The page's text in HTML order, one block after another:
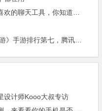
进博会倒计时，外贸沟通中，老外喜欢的聊天工具，你知道几种？
2015年最赚钱游戏出炉：《梦幻西游》手游排行第七，腾讯总收入进前三
设计师Kooo大叔专访